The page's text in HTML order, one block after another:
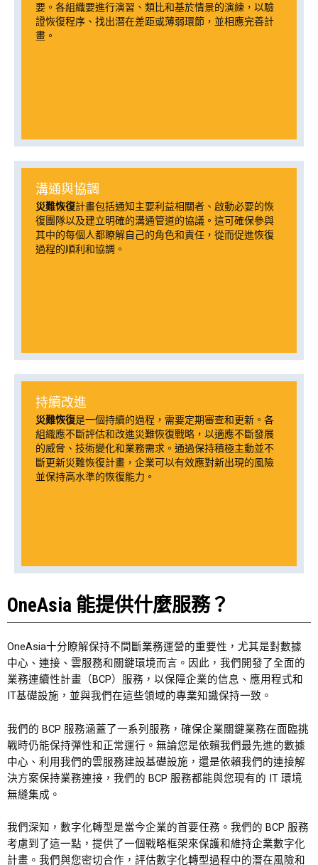
要。各組織要進行演習、類比和基於情景的演練，以驗
證恢復程序、找出潛在差距或薄弱環節，並相應完善計
畫。
溝通與協調
災難恢復計畫包括通知主要利益相關者、啟動必要的恢
復團隊以及建立明確的溝通管道的協議。這可確保參與
其中的每個人都瞭解自己的角色和責任，從而促進恢復
過程的順利和協調。
持續改進
災難恢復是一個持續的過程，需要定期審查和更新。各
組織應不斷評估和改進災難恢復戰略，以適應不斷發展
的威脅、技術變化和業務需求。通過保持積極主動並不
斷更新災難恢復計畫，企業可以有效應對新出現的風險
並保持高水準的恢復能力。
OneAsia 能提供什麼服務？
OneAsia十分瞭解保持不間斷業務運營的重要性，尤其是對數據
中心、連接、雲服務和關鍵環境而言。因此，我們開發了全面的
業務連續性計畫（BCP）服務，以保障企業的信息、應用程式和
IT基礎設施，並與我們在這些領域的專業知識保持一致。
我們的 BCP 服務涵蓋了一系列服務，確保企業關鍵業務在面臨挑
戰時仍能保持彈性和正常運行。無論您是依賴我們最先進的數據
中心、利用我們的雲服務建設基礎設施，還是依賴我們的連接解
決方案保持業務連接，我們的 BCP 服務都能與您現有的 IT 環境
無縫集成。
我們深知，數字化轉型是當今企業的首要任務。我們的 BCP 服務
考慮到了這一點，提供了一個戰略框架來保護和維持企業數字化
計畫。我們與您密切合作，評估數字化轉型過程中的潛在風險和